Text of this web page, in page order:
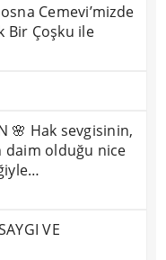
Cemevi’mizde
Bir Çoşku ile
🌸 Hak sevgisinin,
daim olduğu nice
VE